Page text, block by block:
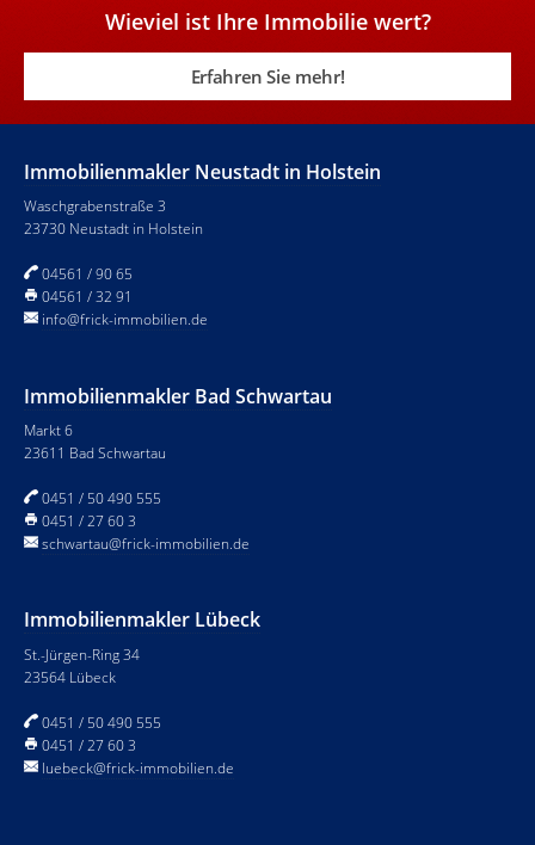
Wieviel ist Ihre Immobilie wert?
Erfahren Sie mehr!
Immobilienmakler Neustadt in Holstein
Waschgrabenstraße 3
23730 Neustadt in Holstein
04561 / 90 65
04561 / 32 91
info@frick-immobilien.de
Immobilienmakler Bad Schwartau
Markt 6
23611 Bad Schwartau
0451 / 50 490 555
0451 / 27 60 3
schwartau@frick-immobilien.de
Immobilienmakler Lübeck
St.-Jürgen-Ring 34
23564 Lübeck
0451 / 50 490 555
0451 / 27 60 3
luebeck@frick-immobilien.de